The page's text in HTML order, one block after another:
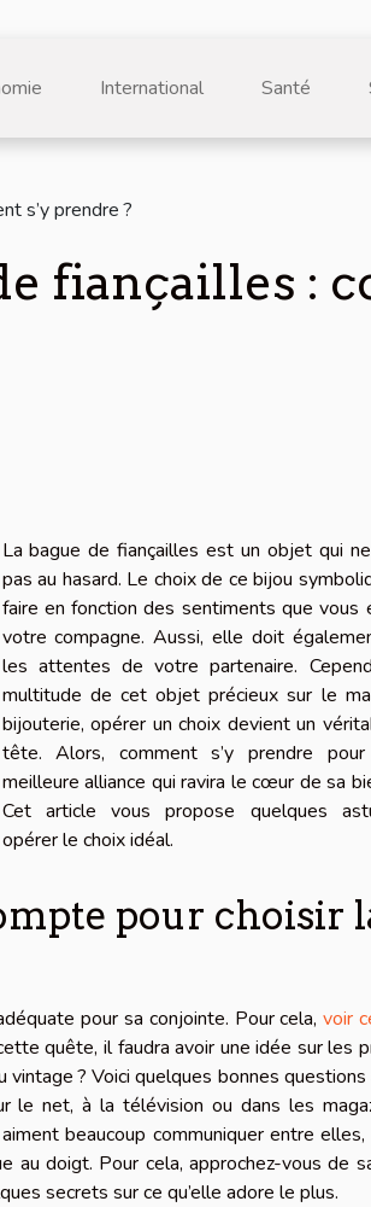
International Santé
s’y prendre ?
fiançailles :
La bague de fiançailles est un objet qui
pas au hasard. Le choix de ce bijou
faire en fonction des sentiments que vous
votre compagne. Aussi, elle doit
les attentes de votre partenaire.
multitude de cet objet précieux sur le
bijouterie, opérer un choix devient un
tête. Alors, comment s’y prendre
meilleure alliance qui ravira le cœur de sa
Cet article vous propose quelques
opérer le choix idéal.
pour choisir
pour sa conjointe. Pour cela,voir
quête, il faudra avoir une idée sur les
? Voici quelques bonnes
le net, à la télévision ou dans les
beaucoup communiquer entre
doigt. Pour cela, approchez-vous de
secrets sur ce qu’elle adore le plus.